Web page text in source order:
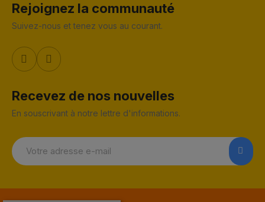
Rejoignez la communauté
Suivez-nous et tenez vous au courant.
Recevez de nos nouvelles
En souscrivant à notre lettre d'informations.